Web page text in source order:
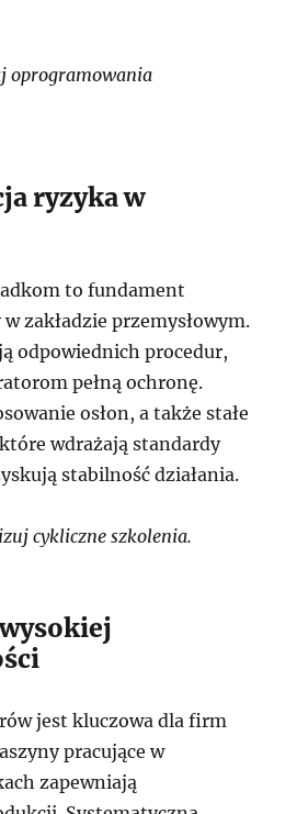
oprogramowania
ryzyka w
to fundament
zakładzie przemysłowym.
odpowiednich procedur,
pełną ochronę.
osłon, a także stałe
wdrażają standardy
stabilność działania.
cykliczne szkolenia.
jest kluczowa dla firm
pracujące w
zapewniają